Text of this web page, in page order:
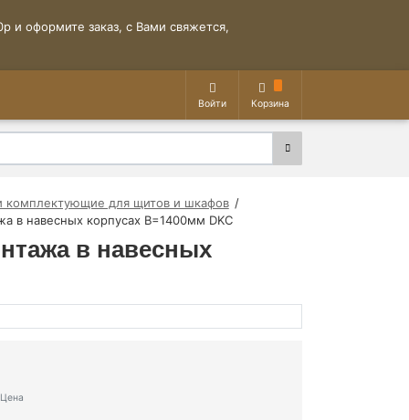
и оформите заказ, с Вами свяжется,
Войти Корзина
комплектующие для щитов и шкафов
в навесных корпусах В=1400мм DKC
в навесных
Цена